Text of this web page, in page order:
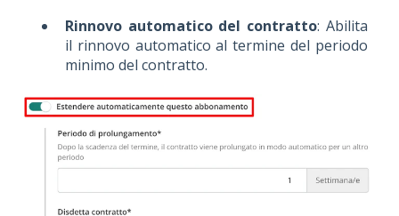
Rinnovo automatico del contratto: Abilita
il rinnovo automatico al termine del periodo
minimo del contratto.